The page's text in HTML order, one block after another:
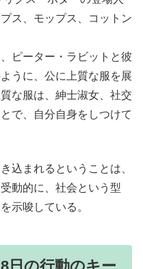
ス、モップス、コットン
ピーター・ラビットと彼
うに、公に上質な服を展
な服は、紳士淑女、社交
で、自分自身をしつけて
込まれるということは、
動的に、社会という型
示唆している。